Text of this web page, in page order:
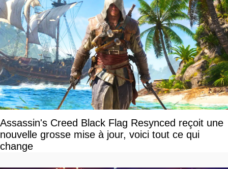
Assassin's Creed Black Flag Resynced reçoit une
nouvelle grosse mise à jour, voici tout ce qui
change